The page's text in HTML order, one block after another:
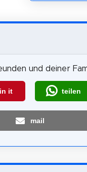
und deiner
it teilen
mail